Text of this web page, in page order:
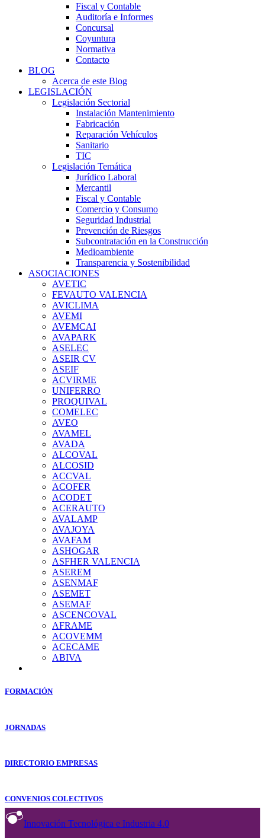
Fiscal y Contable
Auditoría e Informes
Concursal
Coyuntura
Normativa
Contacto
BLOG
Acerca de este Blog
LEGISLACIÓN
Legislación Sectorial
Instalación Mantenimiento
Fabricación
Reparación Vehículos
Sanitario
TIC
Legislación Temática
Jurídico Laboral
Mercantil
Fiscal y Contable
Comercio y Consumo
Seguridad Industrial
Prevención de Riesgos
Subcontratación en la Construcción
Medioambiente
Transparencia y Sostenibilidad
ASOCIACIONES
AVETIC
FEVAUTO VALENCIA
AVICLIMA
AVEMI
AVEMCAI
AVAPARK
ASELEC
ASEIR CV
ASEIF
ACVIRME
UNIFERRO
PROQUIVAL
COMELEC
AVEO
AVAMEL
AVADA
ALCOVAL
ALCOSID
ACCVAL
ACOFER
ACODET
ACERAUTO
AVALAMP
AVAJOYA
AVAFAM
ASHOGAR
ASFHER VALENCIA
ASEREM
ASENMAF
ASEMET
ASEMAF
ASCENCOVAL
AFRAME
ACOVEMM
ACECAME
ABIVA
FORMACIÓN
JORNADAS
DIRECTORIO EMPRESAS
CONVENIOS COLECTIVOS
Innovación Tecnológica e Industria 4.0